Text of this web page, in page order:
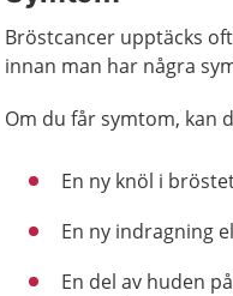
Bröstcancer upptäcks
innan man har några
Om du får symtom, kan
En ny knöl i
En ny indragning
En del av huden